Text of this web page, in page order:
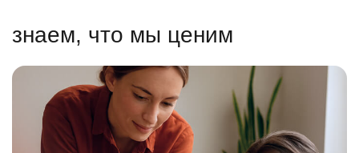
знаем, что мы ценим